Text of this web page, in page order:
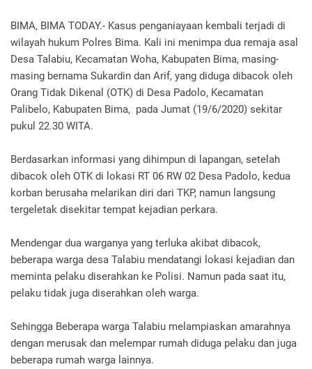
BIMA, BIMA TODAY.- Kasus penganiayaan kembali terjadi di
wilayah hukum Polres Bima. Kali ini menimpa dua remaja asal
Desa Talabiu, Kecamatan Woha, Kabupaten Bima, masing-
masing bernama Sukardin dan Arif, yang diduga dibacok oleh
Orang Tidak Dikenal (OTK) di Desa Padolo, Kecamatan
Palibelo, Kabupaten Bima, pada Jumat (19/6/2020) sekitar
pukul 22.30 WITA.
Berdasarkan informasi yang dihimpun di lapangan, setelah
dibacok oleh OTK di lokasi RT 06 RW 02 Desa Padolo, kedua
korban berusaha melarikan diri dari TKP, namun langsung
tergeletak disekitar tempat kejadian perkara.
Mendengar dua warganya yang terluka akibat dibacok,
beberapa warga desa Talabiu mendatangi lokasi kejadian dan
meminta pelaku diserahkan ke Polisi. Namun pada saat itu,
pelaku tidak juga diserahkan oleh warga.
Sehingga Beberapa warga Talabiu melampiaskan amarahnya
dengan merusak dan melempar rumah diduga pelaku dan juga
beberapa rumah warga lainnya.